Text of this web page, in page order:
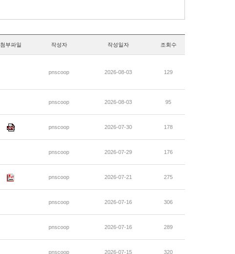
첨부파일 작성자 작성일자 조회수
pnscoop 2026-08-03 129
pnscoop 2026-08-03 95
pnscoop 2026-07-30 178
pnscoop 2026-07-29 176
pnscoop 2026-07-21 275
pnscoop 2026-07-16 306
pnscoop 2026-07-16 289
pnscoop 2026-07-15 320